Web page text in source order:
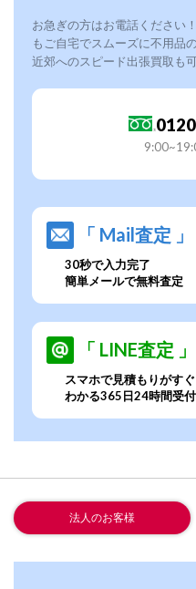
お急ぎの方はお電話ください
もご自宅でスムーズに不用品
近郊へのスピード出張買取も可
「 Mail査定 」
30秒で入力完了
簡単メールで無料査定
「 LINE査定 」
スマホで見積もりがすぐ
わかる365日24時間受付
法人のお客様